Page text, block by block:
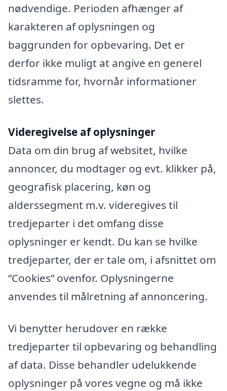
nødvendige. Perioden afhænger af
karakteren af oplysningen og
baggrunden for opbevaring. Det er
derfor ikke muligt at angive en generel
tidsramme for, hvornår informationer
slettes.
Videregivelse af oplysninger
Data om din brug af websitet, hvilke
annoncer, du modtager og evt. klikker på,
geografisk placering, køn og
alderssegment m.v. videregives til
tredjeparter i det omfang disse
oplysninger er kendt. Du kan se hvilke
tredjeparter, der er tale om, i afsnittet om
”Cookies” ovenfor. Oplysningerne
anvendes til målretning af annoncering.
Vi benytter herudover en række
tredjeparter til opbevaring og behandling
af data. Disse behandler udelukkende
oplysninger på vores vegne og må ikke